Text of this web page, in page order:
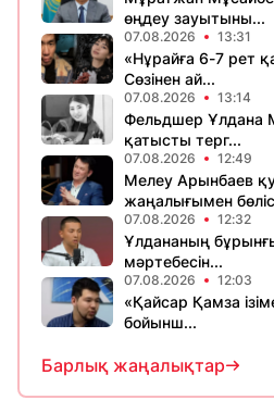
өңдеу зауытыны...
07.08.2026 13:31
«Нұрайға 6-7 рет
Сөзінен ай...
07.08.2026 13:14
Фельдшер Ұлдана
қатысты терг...
07.08.2026 12:49
Мелеу Арынбаев
жаңалығымен
07.08.2026 12:32
Ұлдананың
мәртебесін...
07.08.2026 12:03
«Қайсар Қамза
бойынш...
Барлық жаңалықтар